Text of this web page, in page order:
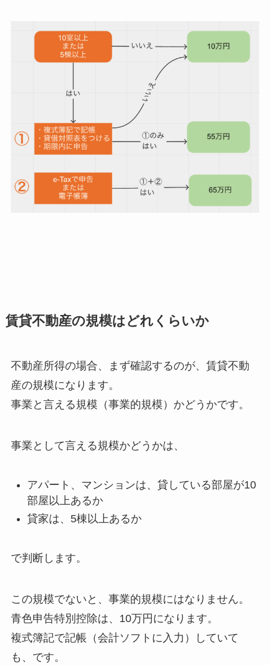
賃貸不動産の規模はどれくらいか
不動産所得の場合、まず確認するのが、賃貸不動
産の規模になります。
事業と言える規模（事業的規模）かどうかです。
事業として言える規模かどうかは、
アパート、マンションは、貸している部屋が10
部屋以上あるか
貸家は、5棟以上あるか
で判断します。
この規模でないと、事業的規模にはなりません。
青色申告特別控除は、10万円になります。
複式簿記で記帳（会計ソフトに入力）していて
も、です。